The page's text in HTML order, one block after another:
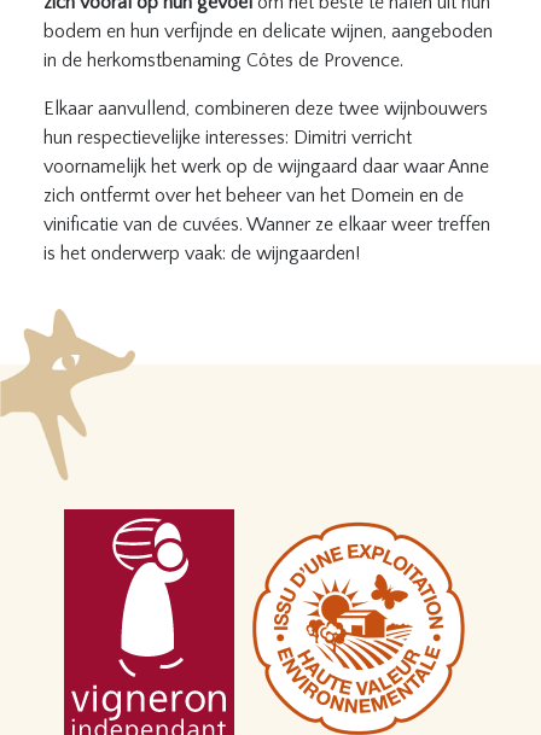
bodem en hun verfijnde en delicate wijnen, aangeboden
in de herkomstbenaming Côtes de Provence.
Elkaar aanvullend, combineren deze twee wijnbouwers
hun respectievelijke interesses: Dimitri verricht
voornamelijk het werk op de wijngaard daar waar Anne
zich ontfermt over het beheer van het Domein en de
vinificatie van de cuvées. Wanner ze elkaar weer treffen
is het onderwerp vaak: de wijngaarden!